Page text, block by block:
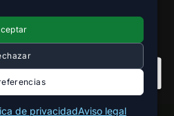
de privacidadAviso legal